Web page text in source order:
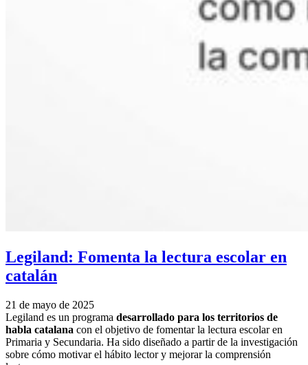
Legiland: Fomenta la lectura escolar en
catalán
21 de mayo de 2025
Legiland es un programa desarrollado para los territorios de
habla catalana con el objetivo de fomentar la lectura escolar en
Primaria y Secundaria. Ha sido diseñado a partir de la investigación
sobre cómo motivar el hábito lector y mejorar la comprensión